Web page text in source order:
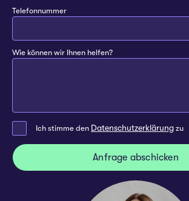
Telefonnummer
Wie können wir Ihnen helfen?
Ich stimme den Datenschutzerklärung zu